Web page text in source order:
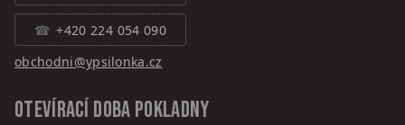
+420 224 054 090
obchodni@ypsilonka.cz
Otevírací doba pokladny